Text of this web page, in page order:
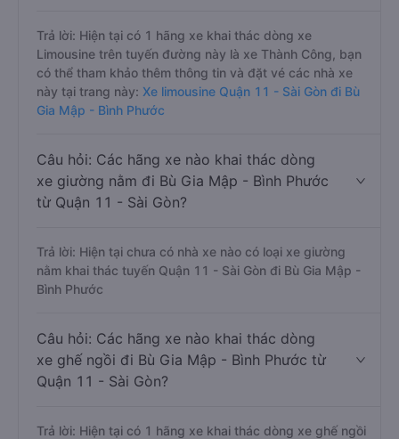
Trả lời: Hiện tại có 1 hãng xe khai thác dòng xe
Limousine trên tuyến đường này là xe Thành Công, bạn
có thể tham khảo thêm thông tin và đặt vé các nhà xe
này tại trang này: Xe limousine Quận 11 - Sài Gòn đi Bù
Gia Mập - Bình Phước
Câu hỏi: Các hãng xe nào khai thác dòng
xe giường nằm đi Bù Gia Mập - Bình Phước
từ Quận 11 - Sài Gòn?
Trả lời: Hiện tại chưa có nhà xe nào có loại xe giường
nằm khai thác tuyến Quận 11 - Sài Gòn đi Bù Gia Mập -
Bình Phước
Câu hỏi: Các hãng xe nào khai thác dòng
xe ghế ngồi đi Bù Gia Mập - Bình Phước từ
Quận 11 - Sài Gòn?
Trả lời: Hiện tại có 1 hãng xe khai thác dòng xe ghế ngồi